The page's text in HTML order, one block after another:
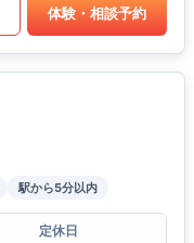
体験・相談予約
駅から5分以内
定休日